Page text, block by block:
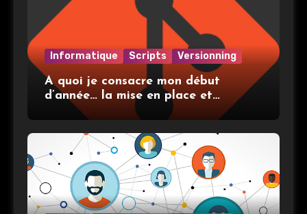
Informatique Scripts Versionning
A quoi je consacre mon début
d’année… la mise en place et
l’utilisation de git